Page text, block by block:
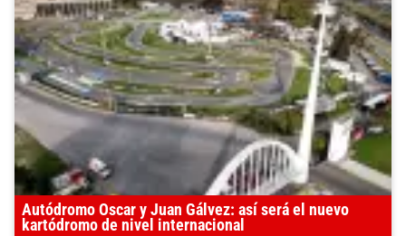
Autódromo Oscar y Juan Gálvez: así será el nuevo
kartódromo de nivel internacional